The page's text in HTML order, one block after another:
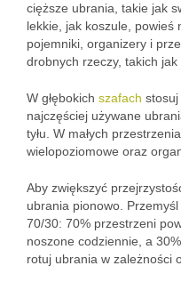
cięższe ubrania, takie jak
lekkie, jak koszule, powieś
pojemniki, organizery i
drobnych rzeczy, takich jak
W głębokich szafach
najczęściej używane
tyłu. W małych
wielopoziomowe oraz
Aby zwiększyć
ubrania pionowo. Przemyśl
70/30: 70% przestrzeni
noszone codziennie, a
rotuj ubrania w zależności